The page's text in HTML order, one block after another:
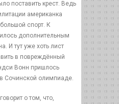
поставить крест. Ведь
американка
спорт. К
дополнительным
И тут уже хоть лист
в повреждённый
Вонн пришлось
в Сочинской олимпиаде.
о том, что,